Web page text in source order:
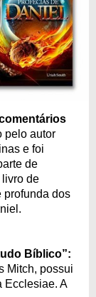
pelo autor
e foi
de
livro de
profunda dos
Bíblico”:
Mitch, possui
Ecclesiae. A